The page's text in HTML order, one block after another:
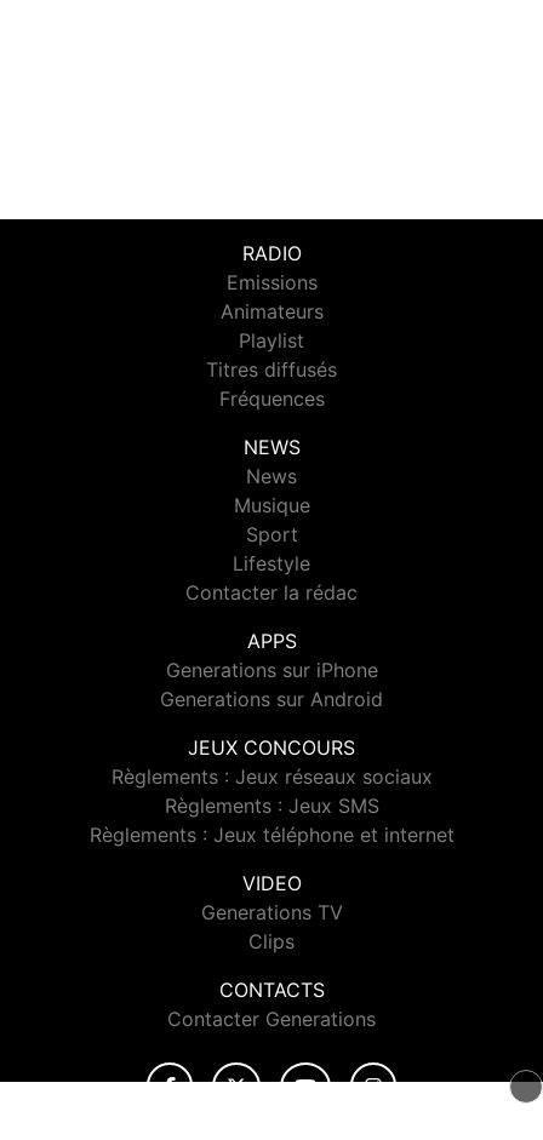
RADIO
Emissions
Animateurs
Playlist
Titres diffusés
Fréquences
NEWS
News
Musique
Sport
Lifestyle
Contacter la rédac
APPS
Generations sur iPhone
Generations sur Android
JEUX CONCOURS
Règlements : Jeux réseaux sociaux
Règlements : Jeux SMS
Règlements : Jeux téléphone et internet
VIDEO
Generations TV
Clips
CONTACTS
Contacter Generations